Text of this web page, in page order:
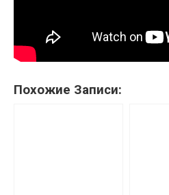
Похожие Записи: